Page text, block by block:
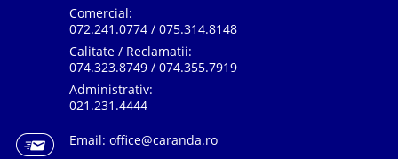
Comercial:
072.241.0774 / 075.314.8148
Calitate / Reclamatii:
074.323.8749 / 074.355.7919
Administrativ:
021.231.4444
Email: office@caranda.ro